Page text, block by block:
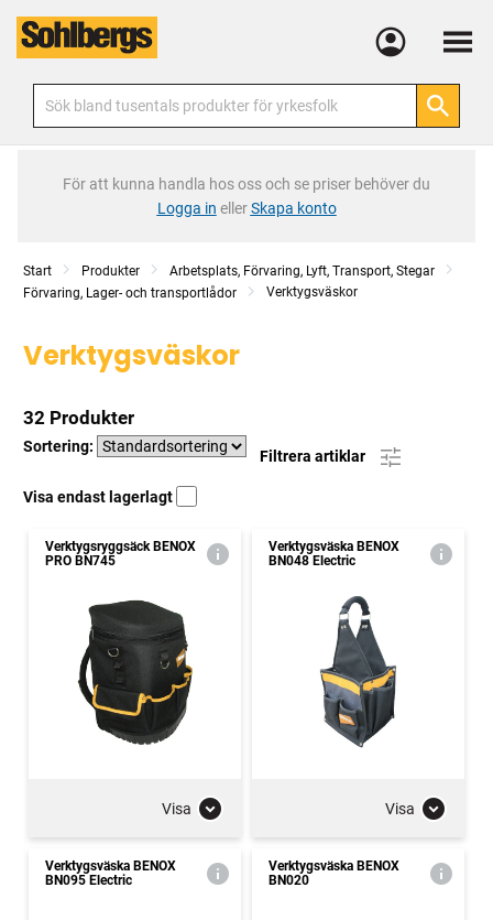
Meny
För att kunna handla hos oss och se priser behöver du
Logga in ellerSkapa konto
Start Produkter
Arbetsplats, Förvaring, Lyft, Transport, Stegar
Förvaring, Lager- och transportlådor
Verktygsväskor
Verktygsväskor
32 Produkter
Sortering:
Filtrera artiklar
Visa endast lagerlagt
Verktygsryggsäck BENOX
PRO BN745
Visa
Verktygsväska BENOX
BN048 Electric
Visa
Verktygsväska BENOX
BN095 Electric
Verktygsväska BENOX
BN020